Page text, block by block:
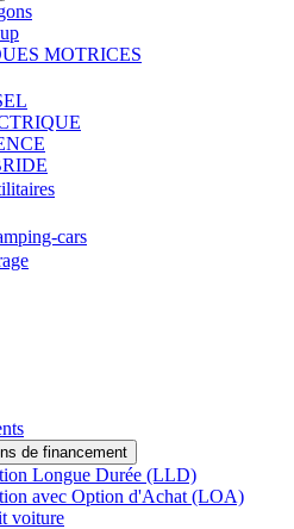
MOTRICES
cars
de financement
Longue Durée (LLD)
avec Option d'Achat (LOA)
voiture